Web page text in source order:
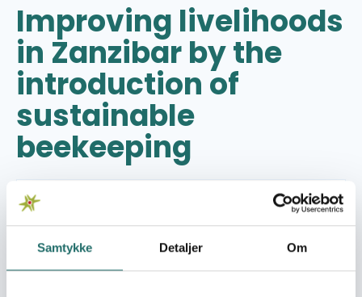
Samtykke Detaljer Om
Improving livelihoods
in Zanzibar by the
introduction of
sustainable
beekeeping
Projektperiode: 01.02.2010 - 31.03.2010
Beviliget beløb: 64.841,- DKK